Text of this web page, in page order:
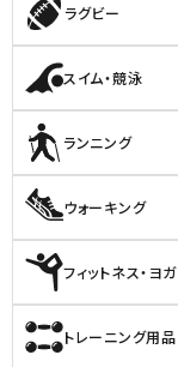
ラグビー
スイム・競泳
ランニング
ウォーキング
フィットネス・ヨガ
トレーニング用品